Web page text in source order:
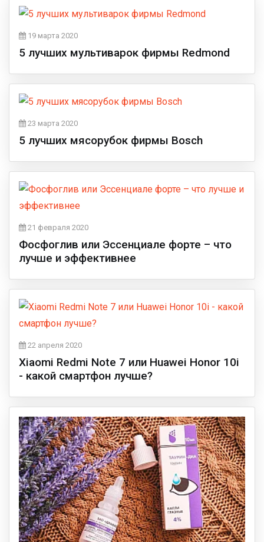
19 марта 2020
5 лучших мультиварок фирмы Redmond
23 марта 2020
5 лучших мясорубок фирмы Bosch
21 февраля 2020
Фосфоглив или Эссенциале форте – что
лучше и эффективнее
22 апреля 2020
Xiaomi Redmi Note 7 или Huawei Honor 10i
- какой смартфон лучше?